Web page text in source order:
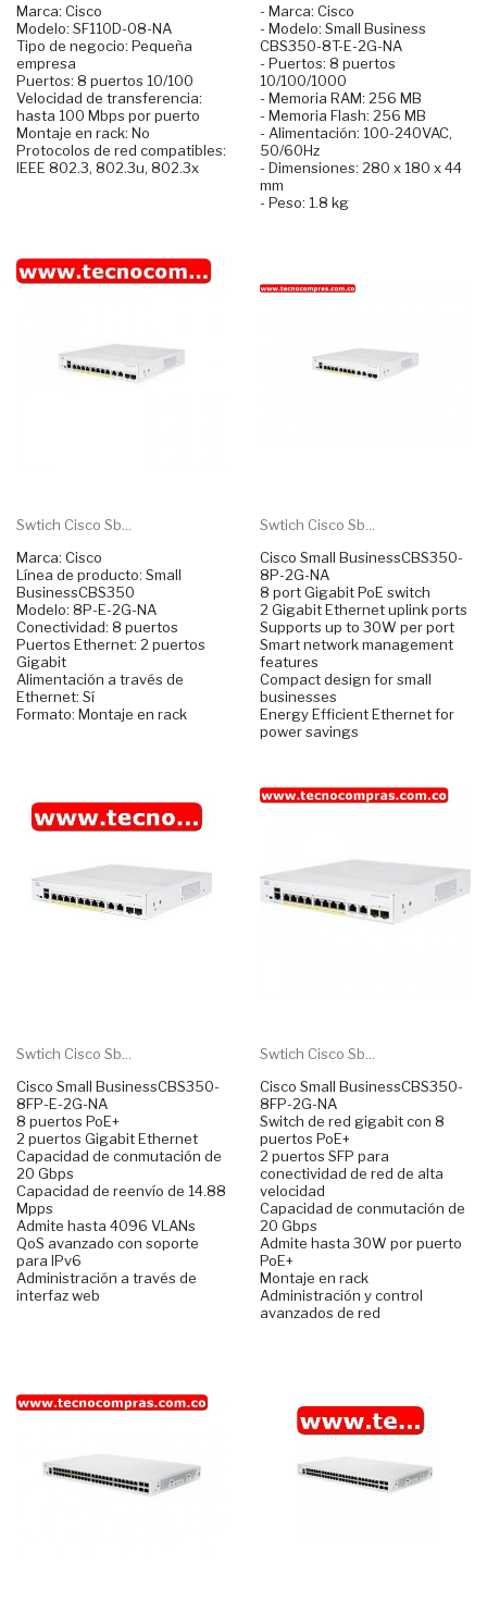
Marca: Cisco
Modelo: SF110D-08-NA
Tipo de negocio: Pequeña
empresa
Puertos: 8 puertos 10/100
Velocidad de transferencia:
hasta 100 Mbps por puerto
Montaje en rack: No
Protocolos de red compatibles:
IEEE 802.3, 802.3u, 802.3x
- Marca: Cisco
- Modelo: Small Business
CBS350-8T-E-2G-NA
- Puertos: 8 puertos
10/100/1000
- Memoria RAM: 256 MB
- Memoria Flash: 256 MB
- Alimentación: 100-240VAC,
50/60Hz
- Dimensiones: 280 x 180 x 44
mm
- Peso: 1.8 kg
Swtich Cisco Sb...
Marca: Cisco
Línea de producto: Small
BusinessCBS350
Modelo: 8P-E-2G-NA
Conectividad: 8 puertos
Puertos Ethernet: 2 puertos
Gigabit
Alimentación a través de
Ethernet: Sí
Formato: Montaje en rack
Swtich Cisco Sb...
Cisco Small BusinessCBS350-
8P-2G-NA
8 port Gigabit PoE switch
2 Gigabit Ethernet uplink ports
Supports up to 30W per port
Smart network management
features
Compact design for small
businesses
Energy Efficient Ethernet for
power savings
Swtich Cisco Sb...
Cisco Small BusinessCBS350-
8FP-E-2G-NA
8 puertos PoE+
2 puertos Gigabit Ethernet
Capacidad de conmutación de
20 Gbps
Capacidad de reenvío de 14.88
Mpps
Admite hasta 4096 VLANs
QoS avanzado con soporte
para IPv6
Administración a través de
interfaz web
Swtich Cisco Sb...
Cisco Small BusinessCBS350-
8FP-2G-NA
Switch de red gigabit con 8
puertos PoE+
2 puertos SFP para
conectividad de red de alta
velocidad
Capacidad de conmutación de
20 Gbps
Admite hasta 30W por puerto
PoE+
Montaje en rack
Administración y control
avanzados de red